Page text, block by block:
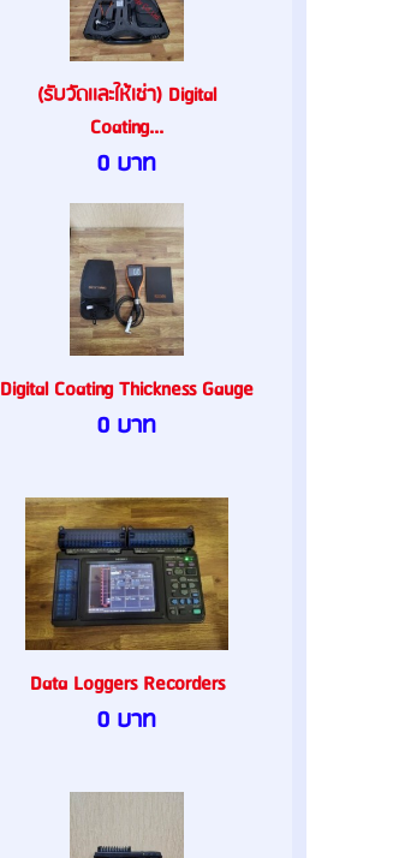
(รับวัดเเละให้เช่า) Digital
Coating...
0 บาท
Digital Coating Thickness Gauge
0 บาท
Data Loggers Recorders
0 บาท